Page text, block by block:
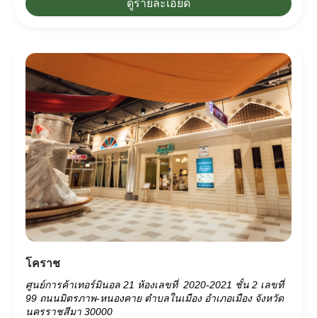
ดูรายละเอียด
โคราช
ศูนย์การค้าเทอร์มินอล 21 ห้องเลขที่ 2020-2021 ชั้น 2 เลขที่
99 ถนนมิตรภาพ-หนองคาย ตำบลในเมือง อำเภอเมือง จังหวัด
นครราชสีมา 30000